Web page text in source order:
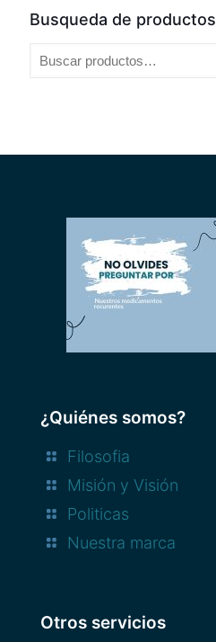
Busqueda de productos
¿Quiénes somos?
Filosofia
Misión y Visión
Politicas
Nuestra marca
Otros servicios